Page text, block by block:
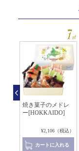
焼き菓子のメドレ
ー[HOKKAIDO]
¥2,106（税込）
カートに入れる